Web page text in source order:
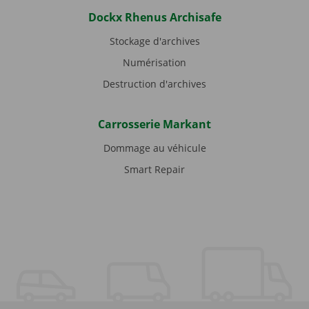
Dockx Rhenus Archisafe
Stockage d'archives
Numérisation
Destruction d'archives
Carrosserie Markant
Dommage au véhicule
Smart Repair